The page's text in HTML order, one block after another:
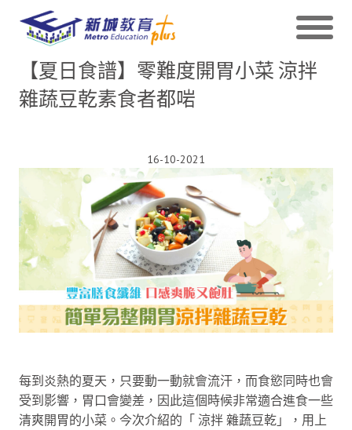
【夏日食譜】零難度開胃小菜 涼拌
雜蔬豆乾素食者都啱
16-10-2021
每到炎熱的夏天，只要動一動就會流汗，而食慾同時也會
受到影響，胃口會變差，因此這個時候非常適合進食一些
清爽開胃的小菜。今次介紹的「 涼拌 雜蔬豆乾」，用上